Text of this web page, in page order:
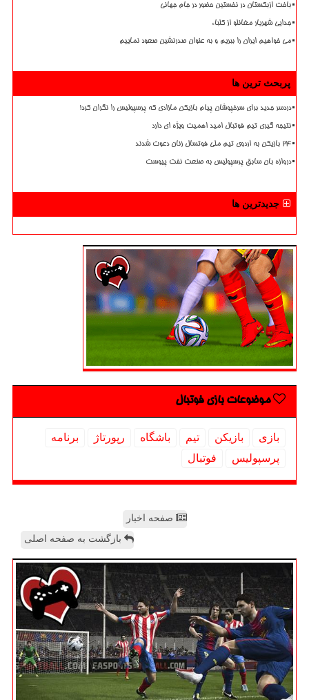
باخت ازبکستان در نخستین حضور در جام جهانی
جدایی شهریار مغانلو از کلباء
می خواهیم ایران را ببریم و به عنوان صدرنشین صعود نماییم
پربحث ترین ها
دردسر جدید برای سرخپوشان پیام بازیکن مازادی که پرسپولیس را نگران کرد!
نتیجه گیری تیم فوتبال امید اهمیت ویژه ای دارد
۲۴ بازیکن به اردوی تیم ملی فوتسال زنان دعوت شدند
دروازه بان سابق پرسپولیس به صنعت نفت پیوست
جدیدترین ها
موضوعات بازی فوتبال
بازی بازیكن تیم باشگاه رپورتاژ
برنامه
پرسپولیس
فوتبال
صفحه اخبار
بازگشت به صفحه اصلی